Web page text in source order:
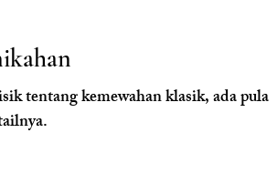
tentang kemewahan klasik, ada pula